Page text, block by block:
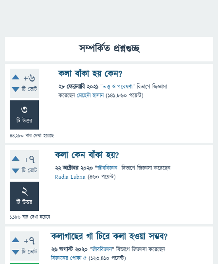
সম্পর্কিত প্রশ্নগুচ্ছ
+6
টি ভোট
3
টি উত্তর
44,280 বার দেখা হয়েছে
কলা বাঁকা হয় কেন?
28 ফেব্রুয়ারি 2021 "তত্ত্ব ও গবেষণা" বিভাগে জিজ্ঞাসা
করেছেনমেহেদী হাসান (141,860 পয়েন্ট)
+7
টি ভোট
2
টি উত্তর
1,196 বার দেখা হয়েছে
কলা কেন বাঁকা হয়?
22 অক্টোবর 2020 "জীববিজ্ঞান" বিভাগে জিজ্ঞাসাকরেছেন
Radia Lubna (460 পয়েন্ট)
+7
টি ভোট
কলাগাছের গা চিরে কলা হওয়া সম্ভব?
26 অগাস্ট 2020 "জীববিজ্ঞান" বিভাগে জিজ্ঞাসাকরেছেন
বিজ্ঞানের পোকা ৫ (123,410 পয়েন্ট)